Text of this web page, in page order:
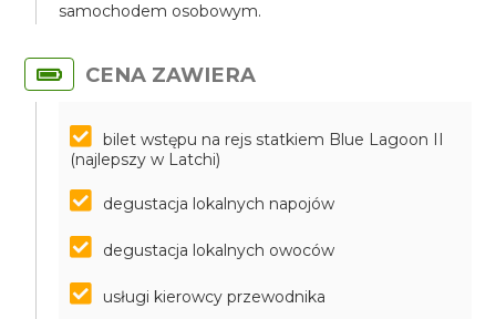
samochodem osobowym.
CENA ZAWIERA
bilet wstępu na rejs statkiem Blue Lagoon II
(najlepszy w Latchi)
degustacja lokalnych napojów
degustacja lokalnych owoców
usługi kierowcy przewodnika